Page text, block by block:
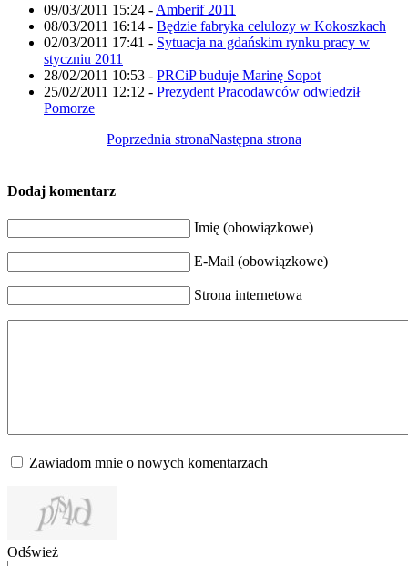
09/03/2011 15:24 - Amberif 2011
08/03/2011 16:14 - Będzie fabryka celulozy w Kokoszkach
02/03/2011 17:41 - Sytuacja na gdańskim rynku pracy w
styczniu 2011
28/02/2011 10:53 - PRCiP buduje Marinę Sopot
25/02/2011 12:12 - Prezydent Pracodawców odwiedził
Pomorze
Poprzednia stronaNastępna strona
Dodaj komentarz
Imię (obowiązkowe)
E-Mail (obowiązkowe)
Strona internetowa
Zawiadom mnie o nowych komentarzach
Odśwież